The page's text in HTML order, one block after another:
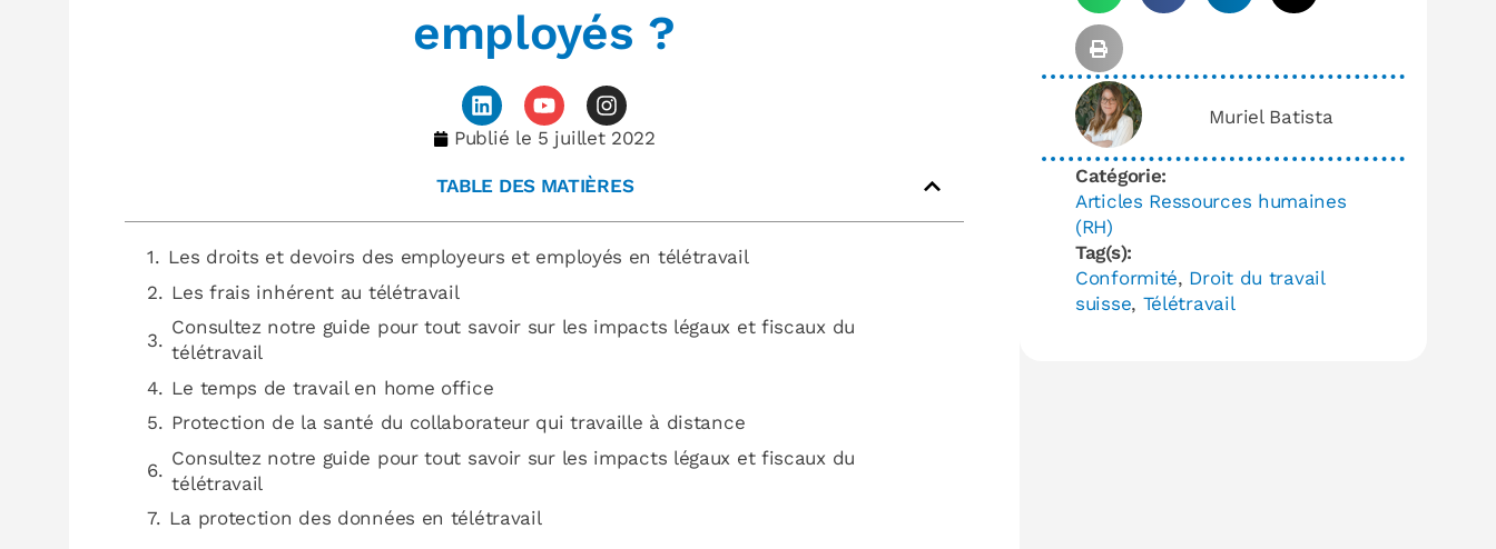
employés ?
Publié le 5 juillet 2022
TABLE DES MATIÈRES
Les droits et devoirs des employeurs et employés en télétravail
Les frais inhérent au télétravail
Consultez notre guide pour tout savoir sur les impacts légaux et fiscaux du
télétravail
Le temps de travail en home office
Protection de la santé du collaborateur qui travaille à distance
Consultez notre guide pour tout savoir sur les impacts légaux et fiscaux du
télétravail
La protection des données en télétravail
Muriel Batista
Catégorie:
Articles Ressources humaines
(RH)
Tag(s):
Conformité, Droit du travail
suisse, Télétravail